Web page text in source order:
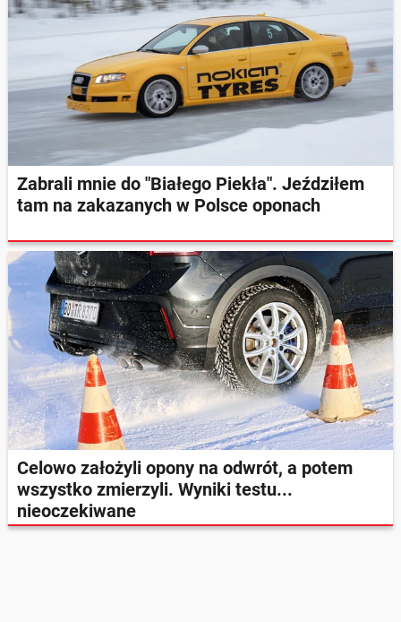
Zabrali mnie do "Białego Piekła". Jeździłem
tam na zakazanych w Polsce oponach
Celowo założyli opony na odwrót, a potem
wszystko zmierzyli. Wyniki testu...
nieoczekiwane